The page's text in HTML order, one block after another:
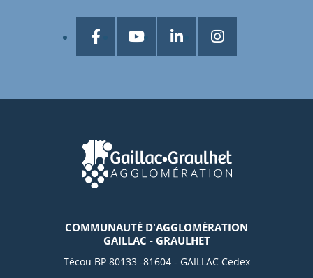
COMMUNAUTÉ D'AGGLOMÉRATION
GAILLAC - GRAULHET
Técou BP 80133 -81604 - GAILLAC Cedex